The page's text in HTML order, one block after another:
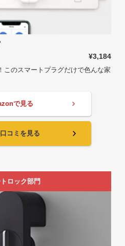
¥3,184
このスマートプラグだけで色んな家
で見る
コミを見る
ロック部門